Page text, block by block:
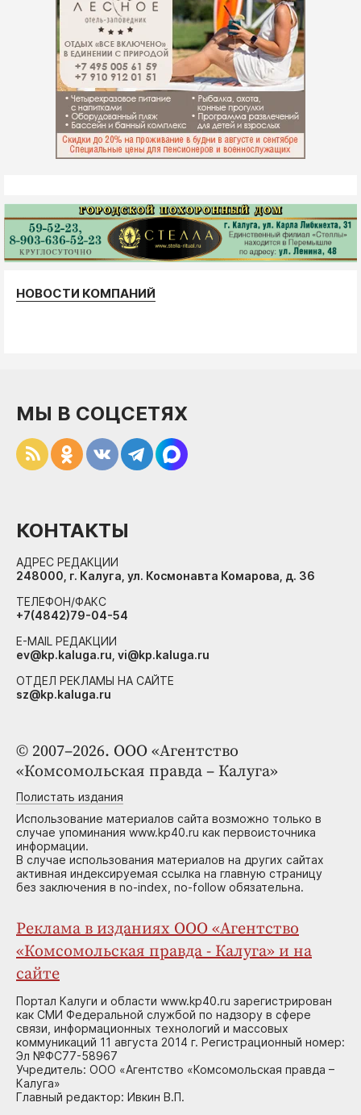
НОВОСТИ КОМПАНИЙ
© 2007–2026. ООО «Агентство
«Комсомольская правда – Калуга»
Полистать издания
Использование материалов сайта возможно только в
случае упоминания www.kp40.ru как первоисточника
информации.
В случае использования материалов на других сайтах
активная индексируемая ссылка на главную страницу
без заключения в no-index, no-follow обязательна.
Реклама в изданиях ООО «Агентство
«Комсомольская правда - Калуга» и на
сайте
Портал Калуги и области www.kp40.ru зарегистрирован
как СМИ Федеральной службой по надзору в сфере
связи, информационных технологий и массовых
коммуникаций 11 августа 2014 г. Регистрационный номер:
Эл №ФС77-58967
Учредитель: ООО «Агентство «Комсомольская правда –
Калуга»
Главный редактор: Ивкин В.П.
МЫ В СОЦСЕТЯХ
КОНТАКТЫ
АДРЕС РЕДАКЦИИ
248000, г. Калуга, ул. Космонавта Комарова, д. 36
ТЕЛЕФОН/ФАКС
+7(4842)79-04-54
E-MAIL РЕДАКЦИИ
ev@kp.kaluga.ru, vi@kp.kaluga.ru
ОТДЕЛ РЕКЛАМЫ НА САЙТЕ
sz@kp.kaluga.ru